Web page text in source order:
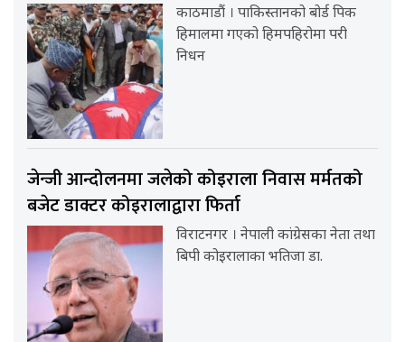
काठमाडौं । पाकिस्तानको बोर्ड पिक
हिमालमा गएको हिमपहिरोमा परी
निधन
जेन्जी आन्दोलनमा जलेको कोइराला निवास मर्मतको
बजेट डाक्टर कोइरालाद्वारा फिर्ता
विराटनगर । नेपाली कांग्रेसका नेता तथा
बिपी कोइरालाका भतिजा डा.